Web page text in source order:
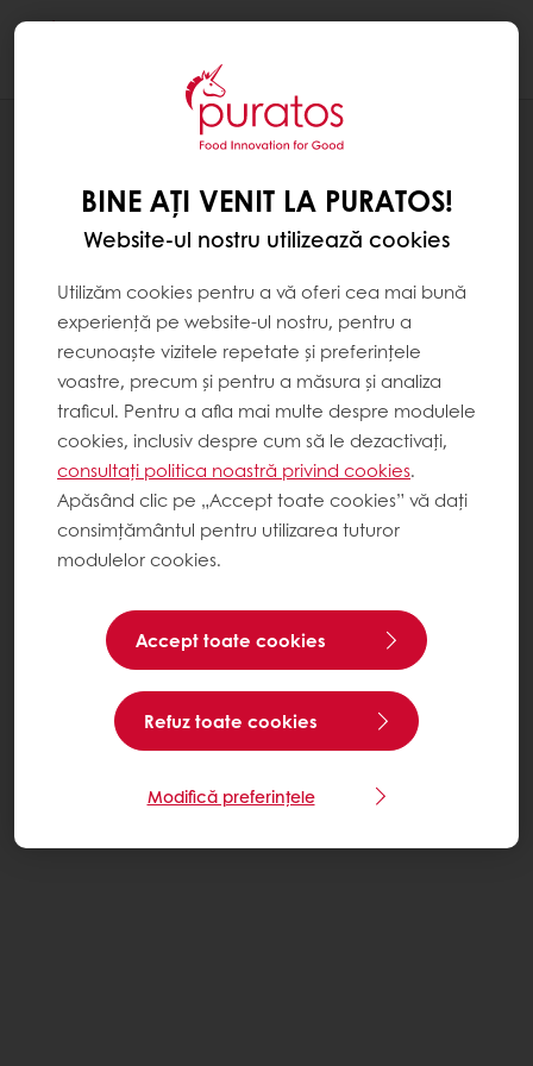
BINE AȚI VENIT LA PURATOS!
Website-ul nostru utilizează cookies
Utilizăm cookies pentru a vă oferi cea mai bună
experiență pe website-ul nostru, pentru a
recunoaște vizitele repetate și preferințele
voastre, precum și pentru a măsura și analiza
traficul. Pentru a afla mai multe despre modulele
cookies, inclusiv despre cum să le dezactivați,
consultați politica noastră privind cookies.
Apăsând clic pe „Accept toate cookies” vă dați
consimțământul pentru utilizarea tuturor
modulelor cookies.
Accept toate cookies
Refuz toate cookies
Modifică preferințele